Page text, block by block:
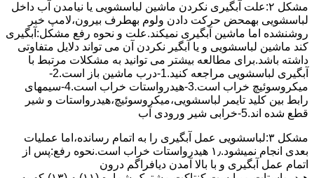
مشکل ۲:علت آبگیری نکردن ماشین لباسشویی یا نیامدن آب داخل
لباسشویی بهمحض ﺣﺮﮐﺖ دادن وﻟﻮم بهطرف ﺑﯿﺮون،ﻻﻣﭗ ﺧﺒﺮ
روشنشده اﻣﺎ ﻣﺎﺷﯿﻦ آﺑﮕﯿﺮی نمیکند.ﻋﻠﺖ و نحوه رﻓﻊ مشکل:آبگیری
کند ماشین لباسشویی و یا آبگیر نکردن آن می تواند دلایل متفاوتی
داشته باشد.برای مطالعه بیشتر می توانید به مشکلات مرتبط با
آبگیری لباسشویی مراجعه کنید.1-درب ﻣﺎﺷﯿﻦ ﺑﺎز اﺳﺖ.2-
ﻣﯿﮑﺮوﺳﻮﺋﯿﭻ ﺧﺮاب اﺳﺖ.3-ﻫﯿﺪرواﺳﺘﺎت ﺧﺮاب اﺳﺖ.4-سیمهای
راﺑﻂ ﺑﯿﻦ ﮐﻠﯿﺪ ﺗﺎﯾﻤﺮ لباسشویی،ﻣﯿﮑﺮوﺳﻮﺋﯿﭻ،ﻫﯿﺪرواﺳﺘﺎت و ﺷﯿﺮ
ﻗﻄﻊ ﺷﺪه اند.5-خرابی شیر ورودی آب
مشکل ۳:لباسشویی ﻋﻤﻞ آﺑﮕﯿﺮی را ﺑﻪ اﺗﻤﺎم رﺳﺎﻧﺪه،اﻣﺎ ﻋﻤﻠﯿﺎت
ﺑﻌﺪی اﻧﺠﺎم نمیشود.۱٫ ﻫﯿﺪرواﺳﺘﺎت ﺧﺮاب اﺳﺖ.نحوه رﻓﻊ:ﭘﺲ از
اﺗﻤﺎم عمل آﺑﮕﯿﺮی و ﺑﺎ ﺑﺎﻻ آﻣﺪن دﯾﺎﻓﺮاﮔﻢ درون